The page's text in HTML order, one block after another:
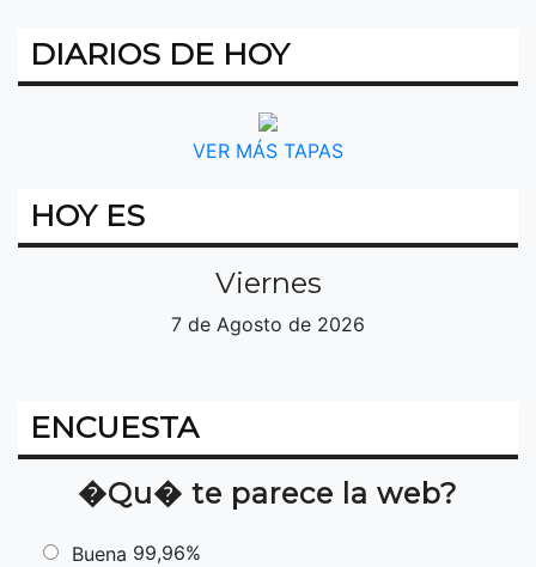
DIARIOS DE HOY
VER MÁS TAPAS
HOY ES
Viernes
7 de Agosto de 2026
ENCUESTA
�Qu� te parece la web?
Buena 99,96%